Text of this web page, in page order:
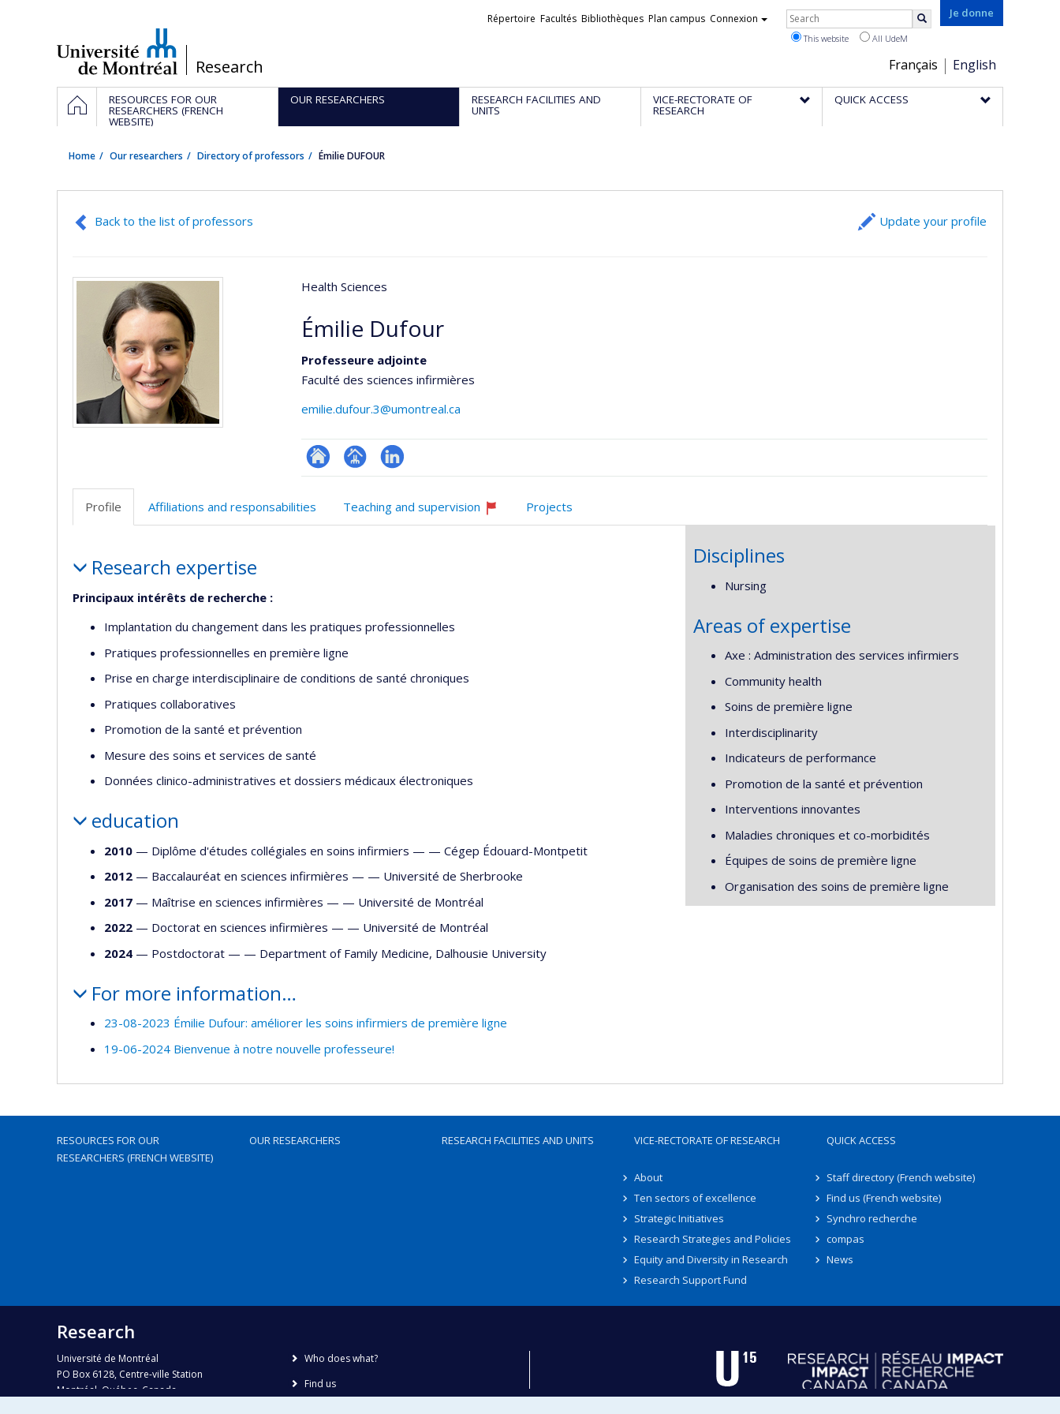
/Research
Je donne
Choix
de
la
Français English
Liens
Répertoire Facultés Bibliothèques Plan campus Connexion Rechercher
This website All UdeM
Navigation
principale
HOMERESOURCES FOR OUR
RESEARCHERS (FRENCH
WEBSITE)
OUR RESEARCHERS RESEARCH FACILITIES AND
UNITS
VICE-RECTORATE OF
RESEARCH
QUICK ACCESS
Home Our researchers Directory of professors Émilie DUFOUR
Back to the list of professors Update your profile
Health Sciences
Émilie Dufour
Professeure adjointe
Faculté des sciences infirmières
emilie.dufour.3@umontreal.ca
ResearchGate
Page
(faculté,département,école)
LinkedIn
Profile
Affiliations and responsabilities
Teaching and supervision
Currently
Projects
Research expertise
Principaux intérêts de recherche :
Implantation du changement dans les pratiques professionnelles
Pratiques professionnelles en première ligne
Prise en charge interdisciplinaire de conditions de santé chroniques
Pratiques collaboratives
Promotion de la santé et prévention
Mesure des soins et services de santé
Données clinico-administratives et dossiers médicaux électroniques
education
2010 — Diplôme d'études collégiales en soins infirmiers — — Cégep Édouard-Montpetit
2012 — Baccalauréat en sciences infirmières — — Université de Sherbrooke
2017 — Maîtrise en sciences infirmières — — Université de Montréal
2022 — Doctorat en sciences infirmières — — Université de Montréal
2024 — Postdoctorat — — Department of Family Medicine, Dalhousie University
For more information…
23-08-2023 Émilie Dufour: améliorer les soins infirmiers de première ligne
19-06-2024 Bienvenue à notre nouvelle professeure!
Disciplines
Nursing
Areas of expertise
Axe : Administration des services infirmiers
Community health
Soins de première ligne
Interdisciplinarity
Indicateurs de performance
Promotion de la santé et prévention
Interventions innovantes
Maladies chroniques et co-morbidités
Équipes de soins de première ligne
Organisation des soins de première ligne
RESOURCES FOR OUR
RESEARCHERS (FRENCH WEBSITE)
OUR RESEARCHERS RESEARCH FACILITIES AND UNITS VICE-RECTORATE OF RESEARCH
About
Ten sectors of excellence
Strategic Initiatives
Research Strategies and Policies
Equity and Diversity in Research
Research Support Fund
QUICK ACCESS
Staff directory (French website)
Find us (French website)
Synchro recherche
compas
News
Research
Université de Montréal
PO Box 6128, Centre-ville Station
Montréal, Québec, Canada
Who does what?
Find us